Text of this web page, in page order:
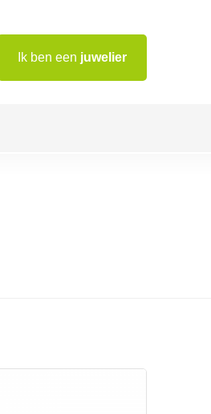
Ik ben een juwelier